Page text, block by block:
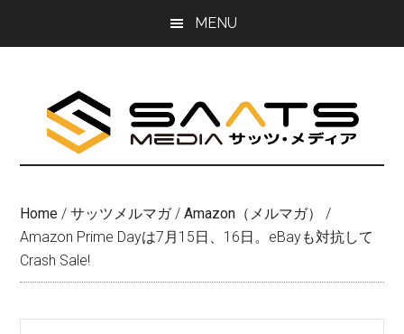
MENU
Home / サッツメルマガ / Amazon（メルマガ）
/
Amazon Prime Dayは7月15日、16日。eBayも対抗して
Crash Sale!